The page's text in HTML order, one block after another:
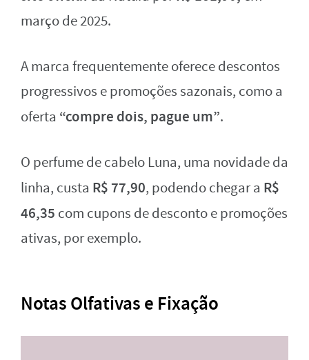
março de 2025.
A marca frequentemente oferece descontos
progressivos e promoções sazonais, como a
oferta “compre dois, pague um”.
O perfume de cabelo Luna, uma novidade da
linha, custa R$ 77,90, podendo chegar a R$
46,35 com cupons de desconto e promoções
ativas, por exemplo.
Notas Olfativas e Fixação